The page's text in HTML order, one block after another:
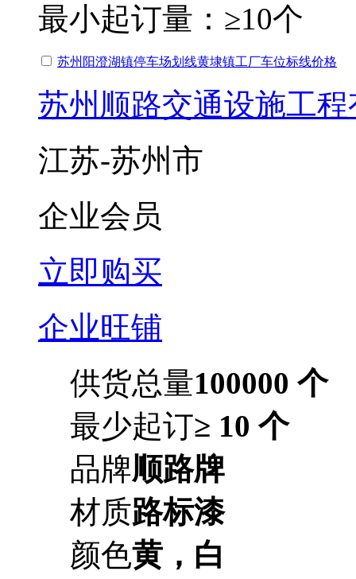
最小起订量： ≥10个
苏州阳澄湖镇停车场划线黄埭镇工厂车位标线价格
苏州顺路交通设施工
江苏-苏州市
企业会员
立即购买
企业旺铺
供货总量100000 个
最少起订≥ 10 个
品牌顺路牌
材质路标漆
颜色黄，白